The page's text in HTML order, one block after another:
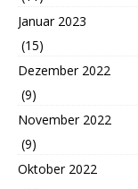
Januar 2023
(15)
Dezember 2022
(9)
November 2022
(9)
Oktober 2022